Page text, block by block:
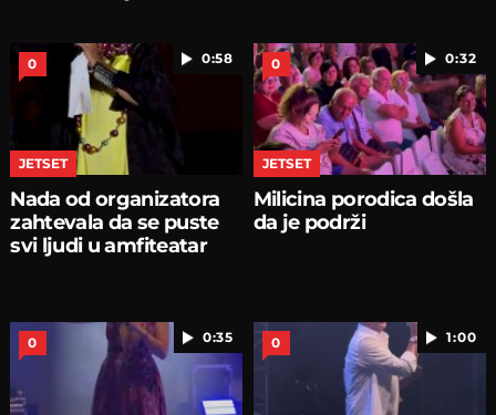
0:58
0
JETSET
Nada od organizatora
zahtevala da se puste
svi ljudi u amfiteatar
0:32
0
JETSET
Milicina porodica došla
da je podrži
0:35
0 1:00
0